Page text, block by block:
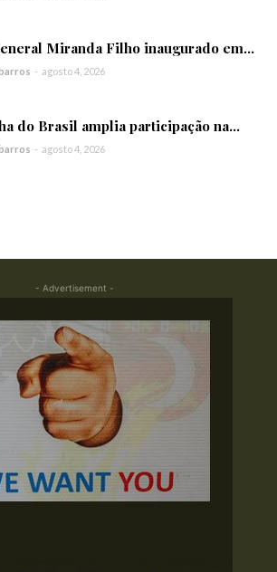
Miranda Filho inaugurado em...
- agosto 4, 2026
do Brasil amplia participação na...
- agosto 4, 2026
- Advertisement -